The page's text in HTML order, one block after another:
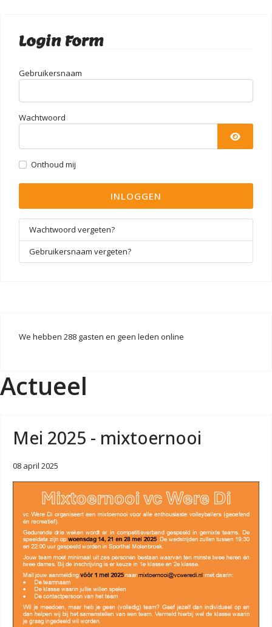
Login Form
Gebruikersnaam
Wachtwoord
TOON
Onthoud mij
INLOGGEN
Wachtwoord vergeten?
Gebruikersnaam vergeten?
We hebben 288 gasten en geen leden online
Actueel
Mei 2025 - mixtoernooi
08 april 2025